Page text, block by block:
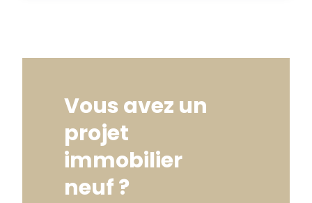
Vous avez un
projet
immobilier
neuf ?